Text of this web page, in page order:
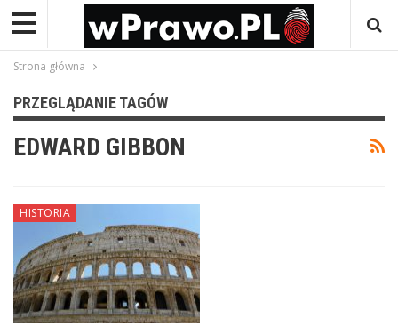
Strona główna
PRZEGLĄDANIE TAGÓW
EDWARD GIBBON
HISTORIA